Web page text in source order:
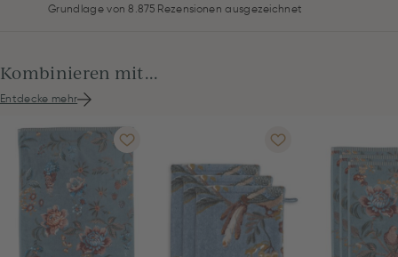
Grundlage von 8.875 Rezensionen ausgezeichnet
Kombinieren mit...
Entdecke mehr